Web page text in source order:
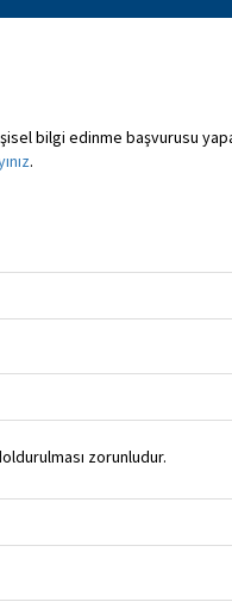
bilgi edinme başvurusu
.
zorunludur.